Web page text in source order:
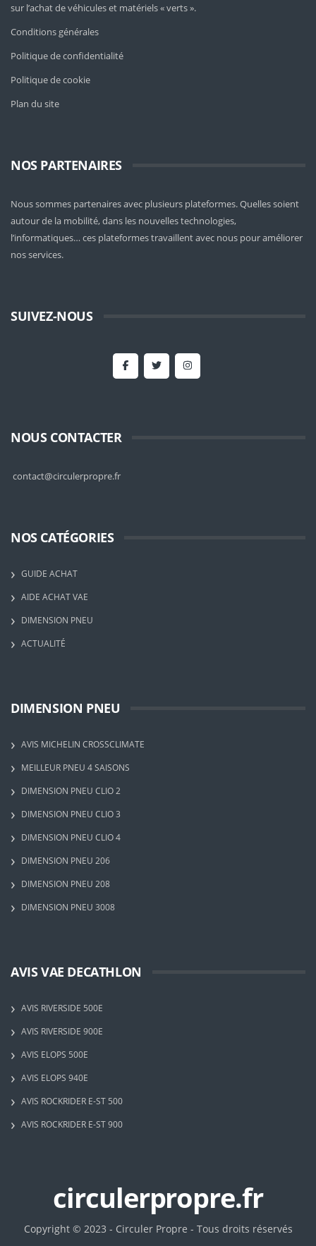
sur l’achat de véhicules et matériels « verts ».
Conditions générales
Politique de confidentialité
Politique de cookie
Plan du site
NOS PARTENAIRES
Nous sommes partenaires avec plusieurs plateformes. Quelles soient
autour de la mobilité, dans les nouvelles technologies,
l’informatiques… ces plateformes travaillent avec nous pour améliorer
nos services.
SUIVEZ-NOUS
NOUS CONTACTER
contact@circulerpropre.fr
NOS CATÉGORIES
GUIDE ACHAT
AIDE ACHAT VAE
DIMENSION PNEU
ACTUALITÉ
DIMENSION PNEU
AVIS MICHELIN CROSSCLIMATE
MEILLEUR PNEU 4 SAISONS
DIMENSION PNEU CLIO 2
DIMENSION PNEU CLIO 3
DIMENSION PNEU CLIO 4
DIMENSION PNEU 206
DIMENSION PNEU 208
DIMENSION PNEU 3008
AVIS VAE DECATHLON
AVIS RIVERSIDE 500E
AVIS RIVERSIDE 900E
AVIS ELOPS 500E
AVIS ELOPS 940E
AVIS ROCKRIDER E-ST 500
AVIS ROCKRIDER E-ST 900
circulerpropre.fr
Copyright © 2023 - Circuler Propre - Tous droits réservés